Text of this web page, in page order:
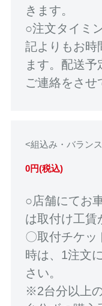
きます。
○注文タイミ
記よりもお時
ます。配送
ご連絡をさせ
<組込み・バラン
0円(税込)
○店舗にてお
は取付け工賃
〇取付チケッ
時は、1注文
さい。
※2台分以上